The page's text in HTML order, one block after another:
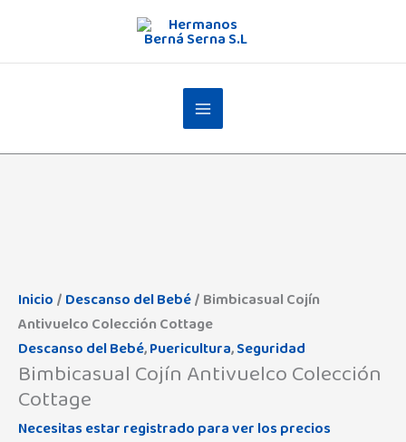
contenido
Inicio/Descanso del Bebé/ Bimbicasual Cojín
Antivuelco Colección Cottage
Descanso del Bebé,Puericultura,Seguridad
Bimbicasual Cojín Antivuelco Colección
Cottage
Necesitas estar registrado para ver los precios